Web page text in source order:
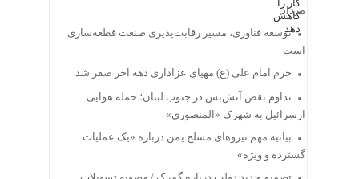
مرداد
توسعه فناوری، مسیر رقابت‌پذیری صنعت قطعه‌سازی
است
حرم امام علی (ع) مهیای عزاداری دهه آخر صفر شد
تداوم نقض آتش‌بس در جنوب لبنان؛ حمله هوایی
ارسرائیل به شهرک «المنصوری»
بیانیه مهم نیروهای مسلح یمن درباره «یک عملیات
گسترده و ویژه»